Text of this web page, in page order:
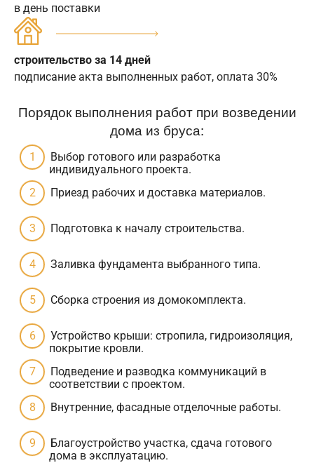
в день поставки
строительство за 14 дней
подписание акта выполненных работ, оплата 30%
Порядок выполнения работ при возведении
дома из бруса:
Выбор готового или разработка
индивидуального проекта.
Приезд рабочих и доставка материалов.
Подготовка к началу строительства.
Заливка фундамента выбранного типа.
Сборка строения из домокомплекта.
Устройство крыши: стропила, гидроизоляция,
покрытие кровли.
Подведение и разводка коммуникаций в
соответствии с проектом.
Внутренние, фасадные отделочные работы.
Благоустройство участка, сдача готового
дома в эксплуатацию.